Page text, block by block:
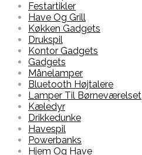
Festartikler
Have Og Grill
Køkken Gadgets
Drukspil
Kontor Gadgets
Gadgets
Månelamper
Bluetooth Højtalere
Lamper Til Børneværelset
Kæledyr
Drikkedunke
Havespil
Powerbanks
Hjem Og Have